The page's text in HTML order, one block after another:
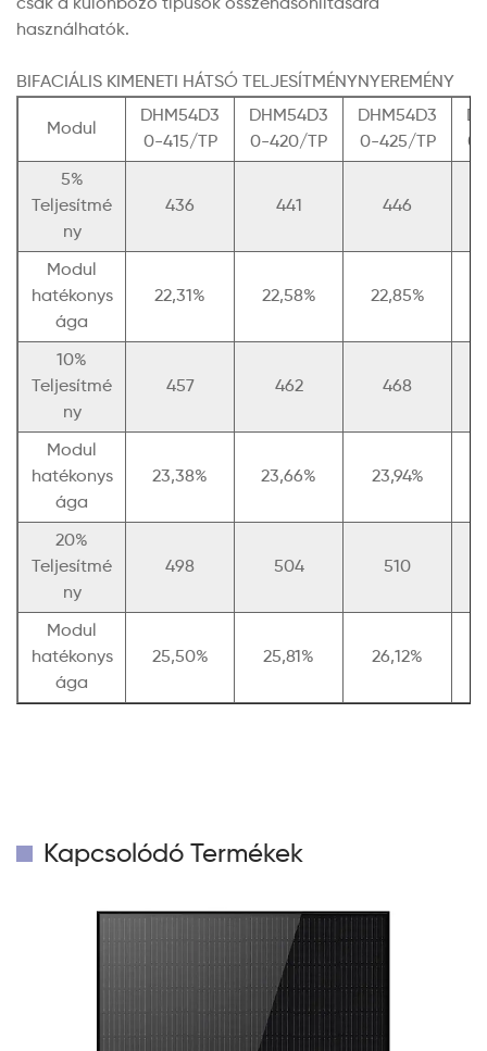
csak a különböző típusok összehasonlítására
használhatók.
BIFACIÁLIS KIMENETI HÁTSÓ TELJESÍTMÉNYNYEREMÉNY
Modul
DHM54D3
0-415/TP
DHM54D3
0-420/TP
DHM54D3
0-425/TP
5%
Teljesítmé
ny
436 441 446
Modul
hatékonys
ága
22,31% 22,58% 22,85%
10%
Teljesítmé
ny
457 462 468
Modul
hatékonys
ága
23,38% 23,66% 23,94%
20%
Teljesítmé
ny
498 504 510
Modul
hatékonys
ága
25,50% 25,81% 26,12%
Kapcsolódó Termékek